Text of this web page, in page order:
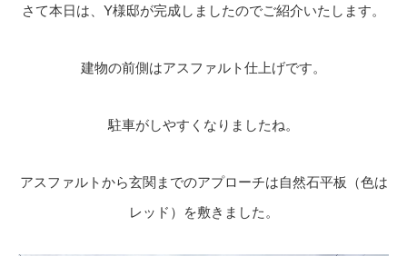
さて本日は、Y様邸が完成しましたのでご紹介いたします。
建物の前側はアスファルト仕上げです。
駐車がしやすくなりましたね。
アスファルトから玄関までのアプローチは自然石平板（色は
レッド）を敷きました。